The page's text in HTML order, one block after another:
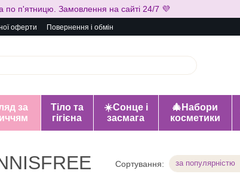
по п'ятницю. Замовлення на сайті 24/7 💜
оферти Повернення і обмін
за
Тіло та
гігієна
☀️Сонце і
засмага
🎄Набори
косметики
Сортування: за популярністю